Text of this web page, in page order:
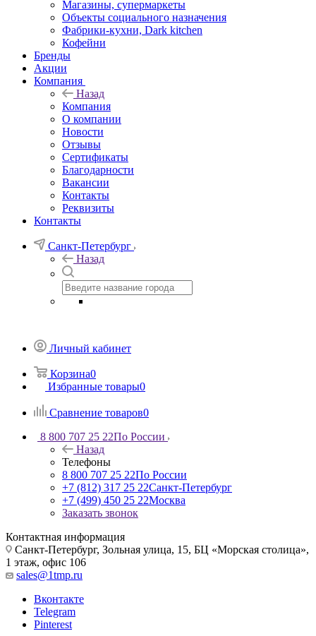
Магазины, супермаркеты
Объекты социального назначения
Фабрики-кухни, Dark kitchen
Кофейни
Бренды
Акции
Компания
Назад
Компания
О компании
Новости
Отзывы
Сертификаты
Благодарности
Вакансии
Контакты
Реквизиты
Контакты
Санкт-Петербург
Назад
Личный кабинет
Корзина0
Избранные товары0
Сравнение товаров0
8 800 707 25 22По России
Назад
Телефоны
8 800 707 25 22По России
+7 (812) 317 25 22Санкт-Петербург
+7 (499) 450 25 22Москва
Заказать звонок
Контактная информация
Санкт-Петербург, Зольная улица, 15, БЦ «Морская столица»,
1 этаж, офис 106
sales@1tmp.ru
Вконтакте
Telegram
Pinterest